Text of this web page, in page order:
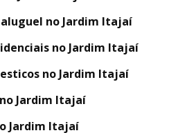
no Jardim Itajaí
no Jardim Itajaí
no Jardim Itajaí
Jardim Itajaí
Jardim Itajaí